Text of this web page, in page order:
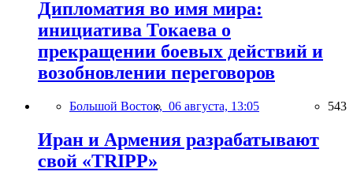
Дипломатия во имя мира:
инициатива Токаева о
прекращении боевых действий и
возобновлении переговоров
Большой Восток, 06 августа, 13:05 543
Иран и Армения разрабатывают
свой «TRIPP»